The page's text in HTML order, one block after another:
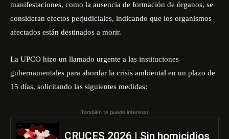
manifestaciones, como la ausencia de formación de órganos, se
consideran efectos perjudiciales, indicando que los organismos
afectados están destinados a morir.
La UPCO hizo un llamado urgente a las instituciones
gubernamentales para abordar la crisis ambiental en un plazo de
15 días, solicitando las siguientes medidas:
También te puede interesar
CRUCES 2026 | Sin homicidios